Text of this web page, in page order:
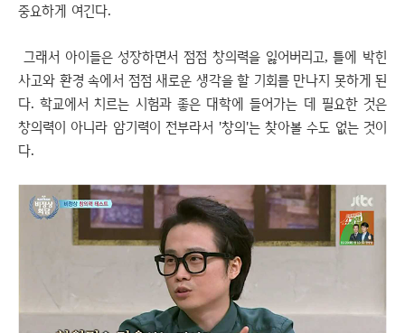
중요하게 여긴다.
그래서 아이들은 성장하면서 점점 창의력을 잃어버리고, 틀에 박힌
사고와 환경 속에서 점점 새로운 생각을 할 기회를 만나지 못하게 된
다. 학교에서 치르는 시험과 좋은 대학에 들어가는 데 필요한 것은
창의력이 아니라 암기력이 전부라서 '창의'는 찾아볼 수도 없는 것이
다.